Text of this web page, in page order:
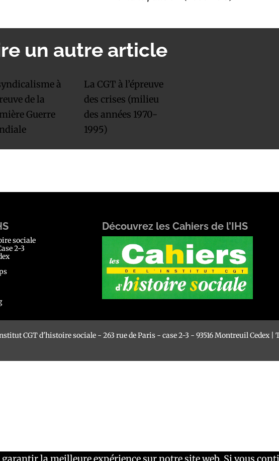
un autre article
à
de la
Guerre
La CGT à l’épreuve
des crises (milieu
des années 1970-
1995)
sociale
2-3
Découvrez les Cahiers de l’IHS
CGT d'histoire sociale - 263 rue de Paris - case 2-3 - 93516 Montreuil Cedex |
la meilleure expérience sur notre site web. Si vous